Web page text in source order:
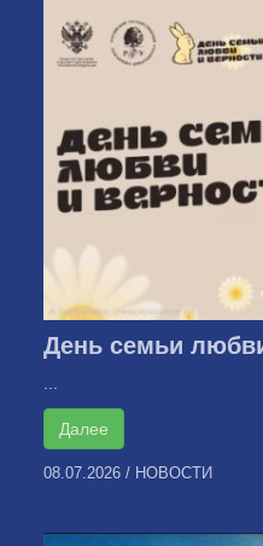
День семьи
Далее
08.07.2026 / НОВОСТИ